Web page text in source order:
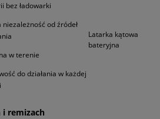
bez ładowarki
niezależność od źródeł
w terenie
do działania w każdej
Latarka kątowa
bateryjna
i remizach